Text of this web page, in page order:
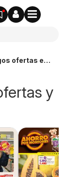
ofertas en
y